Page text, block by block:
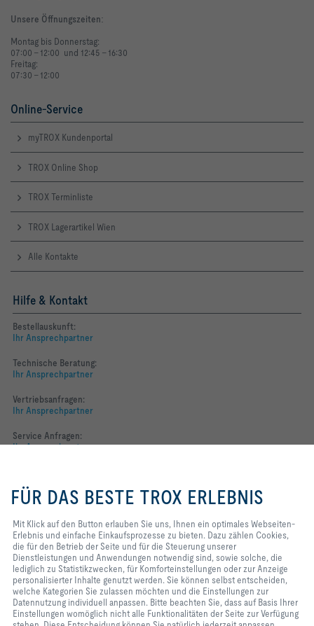
Unsere Öffnungszeiten:
Montag bis Donnerstag:
07:00 - 12:00 und 12:45 - 16:30
Freitag:
07:30 - 12:00
Online-Service
myTROX Kundenportal
TROX Online Shop
TROX Terminliste
TROX Lagerartikel Wien
Alle Kontakte
Hilfe & Kontakt
Bestellauskunft:
Ihr Ansprechpartner
Technische Beratung:
Ihr Ansprechpartner
Vertriebsanfragen:
Ihr Ansprechpartner
Service Anfragen:
Ihr Ansprechpartner
FACEBOOK
LINKEDIN
INSTAGRAM
Sie uns, Ihnen ein optimales
Webseiten-Erlebnis und einfache
zählen Cookies, die für den
Betrieb der Seite und für die
Steuerung unserer
Dienstleistungen und
Anwendungen notwendig sind,
sowie solche, die lediglich zu
Statistikzwecken, für
Komforteinstellungen oder zur
Anzeige personalisierter Inhalte
FÜR DAS BESTE TROX ERLEBNIS
Mit Klick auf den Button erlauben Sie uns, Ihnen ein optimales Webseiten-
Erlebnis und einfache Einkaufsprozesse zu bieten. Dazu zählen Cookies,
die für den Betrieb der Seite und für die Steuerung unserer
Dienstleistungen und Anwendungen notwendig sind, sowie solche, die
lediglich zu Statistikzwecken, für Komforteinstellungen oder zur Anzeige
personalisierter Inhalte genutzt werden. Sie können selbst entscheiden,
welche Kategorien Sie zulassen möchten und die Einstellungen zur
Datennutzung individuell anpassen. Bitte beachten Sie, dass auf Basis Ihrer
Einstellungen womöglich nicht alle Funktionalitäten der Seite zur Verfügung